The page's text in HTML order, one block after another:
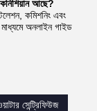
আছে?
কমিশনিং এবং
অনলাইন গাইড
সেন্ট্রিফিউজ